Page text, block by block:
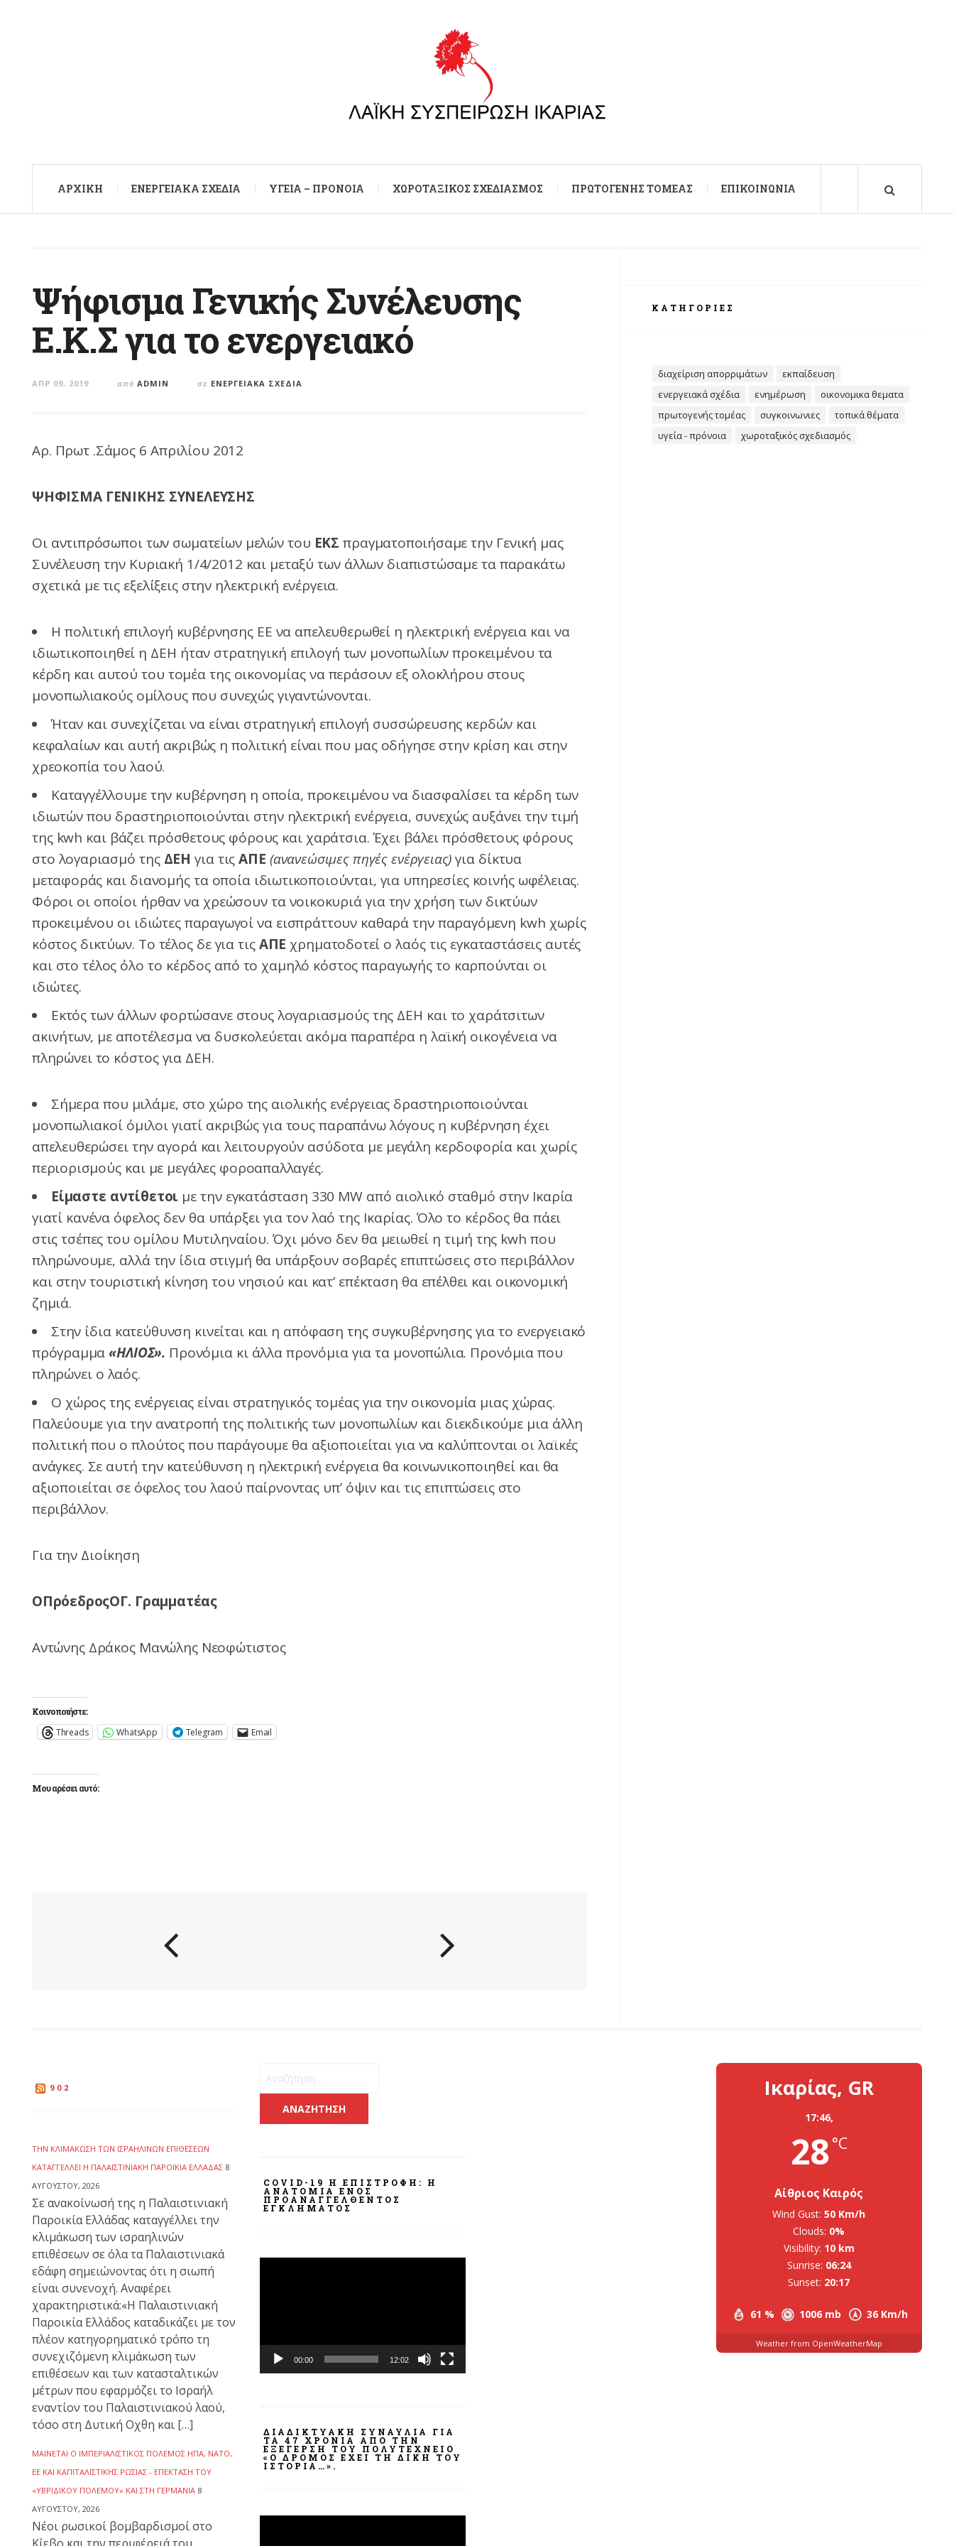
ΑΡXΙΚΉ ΕΝΕΡΓΕΙΑΚΆ ΣΧΈΔΙΑ ΥΓΕΊΑ – ΠΡΌΝΟΙΑ ΧΩΡΟΤΑΞΙΚΌΣ ΣΧΕΔΙΑΣΜΌΣ ΠΡΩΤΟΓΕΝΉΣ ΤΟΜΈΑΣ ΕΠΙΚΟΙΝΩΝΊΑ
Ψήφισμα Γενικής Συνέλευσης
Ε.Κ.Σ για το ενεργειακό
ΑΠΡ 09, 2019 από ADMIN σε ΕΝΕΡΓΕΙΑΚΆ ΣΧΈΔΙΑ
Αρ. Πρωτ .Σάμος 6 Απριλίου 2012
ΨΗΦΙΣΜΑ ΓΕΝΙΚΗΣ ΣΥΝΕΛΕΥΣΗΣ
Οι αντιπρόσωποι των σωματείων μελών του ΕΚΣ πραγματοποιήσαμε την Γενική μας
Συνέλευση την Κυριακή 1/4/2012 και μεταξύ των άλλων διαπιστώσαμε τα παρακάτω
σχετικά με τις εξελίξεις στην ηλεκτρική ενέργεια.
Η πολιτική επιλογή κυβέρνησης ΕΕ να απελευθερωθεί η ηλεκτρική ενέργεια και να
ιδιωτικοποιηθεί η ΔΕΗ ήταν στρατηγική επιλογή των μονοπωλίων προκειμένου τα
κέρδη και αυτού του τομέα της οικονομίας να περάσουν εξ ολοκλήρου στους
μονοπωλιακούς ομίλους που συνεχώς γιγαντώνονται.
Ήταν και συνεχίζεται να είναι στρατηγική επιλογή συσσώρευσης κερδών και
κεφαλαίων και αυτή ακριβώς η πολιτική είναι που μας οδήγησε στην κρίση και στην
χρεοκοπία του λαού.
Καταγγέλλουμε την κυβέρνηση η οποία, προκειμένου να διασφαλίσει τα κέρδη των
ιδιωτών που δραστηριοποιούνται στην ηλεκτρική ενέργεια, συνεχώς αυξάνει την τιμή
της kwh και βάζει πρόσθετους φόρους και χαράτσια. Έχει βάλει πρόσθετους φόρους
στο λογαριασμό της ΔΕΗ για τιςΑΠΕ (ανανεώσιμες πηγές ενέργειας)για δίκτυα
μεταφοράς και διανομής τα οποία ιδιωτικοποιούνται, για υπηρεσίες κοινής ωφέλειας.
Φόροι οι οποίοι ήρθαν να χρεώσουν τα νοικοκυριά για την χρήση των δικτύων
προκειμένου οι ιδιώτες παραγωγοί να εισπράττουν καθαρά την παραγόμενη kwh χωρίς
κόστος δικτύων. Το τέλος δε για τιςΑΠΕ χρηματοδοτεί ο λαός τις εγκαταστάσεις αυτές
και στο τέλος όλο το κέρδος από το χαμηλό κόστος παραγωγής το καρπούνται οι
ιδιώτες.
Εκτός των άλλων φορτώσανε στους λογαριασμούς της ΔΕΗ και το χαράτσιτων
ακινήτων, με αποτέλεσμα να δυσκολεύεται ακόμα παραπέρα η λαϊκή οικογένεια να
πληρώνει το κόστος για ΔΕΗ.
Σήμερα που μιλάμε, στο χώρο της αιολικής ενέργειας δραστηριοποιούνται
μονοπωλιακοί όμιλοι γιατί ακριβώς για τους παραπάνω λόγους η κυβέρνηση έχει
απελευθερώσει την αγορά και λειτουργούν ασύδοτα με μεγάλη κερδοφορία και χωρίς
περιορισμούς και με μεγάλες φοροαπαλλαγές.
Είμαστε αντίθετοι με την εγκατάσταση 330 MW από αιολικό σταθμό στην Ικαρία
γιατί κανένα όφελος δεν θα υπάρξει για τον λαό της Ικαρίας. Όλο το κέρδος θα πάει
στις τσέπες του ομίλου Μυτιληναίου. Όχι μόνο δεν θα μειωθεί η τιμή της kwh που
πληρώνουμε, αλλά την ίδια στιγμή θα υπάρξουν σοβαρές επιπτώσεις στο περιβάλλον
και στην τουριστική κίνηση του νησιού και κατ’ επέκταση θα επέλθει και οικονομική
ζημιά.
Στην ίδια κατεύθυνση κινείται και η απόφαση της συγκυβέρνησης για το ενεργειακό
πρόγραμμα«ΗΛΙΟΣ». Προνόμια κι άλλα προνόμια για τα μονοπώλια. Προνόμια που
πληρώνει ο λαός.
Ο χώρος της ενέργειας είναι στρατηγικός τομέας για την οικονομία μιας χώρας.
Παλεύουμε για την ανατροπή της πολιτικής των μονοπωλίων και διεκδικούμε μια άλλη
πολιτική που ο πλούτος που παράγουμε θα αξιοποιείται για να καλύπτονται οι λαϊκές
ανάγκες. Σε αυτή την κατεύθυνση η ηλεκτρική ενέργεια θα κοινωνικοποιηθεί και θα
αξιοποιείται σε όφελος του λαού παίρνοντας υπ’ όψιν και τις επιπτώσεις στο
περιβάλλον.
Για την Διοίκηση
ΟΠρόεδροςΟΓ. Γραμματέας
Αντώνης Δράκος Μανώλης Νεοφώτιστος
Κοινοποιήστε:
Threads WhatsApp Telegram Email
Μου αρέσει αυτό:
ΚΑΤΗΓΟΡΊΕΣ
διαχείριση απορριμάτων
εκπαίδευση
ενεργειακά σχέδια
ενημέρωση
οικονομικα θεματα
πρωτογενής τομέας
συγκοινωνιες
τοπικά θέματα
υγεία - πρόνοια
χωροταξικός σχεδιασμός
902
ΤΗΝ ΚΛΙΜΆΚΩΣΗ ΤΩΝ ΙΣΡΑΗΛΙΝΏΝ ΕΠΙΘΈΣΕΩΝ
ΚΑΤΑΓΓΈΛΛΕΙ Η ΠΑΛΑΙΣΤΙΝΙΑΚΉ ΠΑΡΟΙΚΊΑ ΕΛΛΆΔΑΣ 8
ΑΥΓΟΎΣΤΟΥ, 2026
Σε ανακοίνωσή της η Παλαιστινιακή
Παροικία Ελλάδας καταγγέλλει την
κλιμάκωση των ισραηλινών
επιθέσεων σε όλα τα Παλαιστινιακά
εδάφη σημειώνοντας ότι η σιωπή
είναι συνενοχή. Αναφέρει
χαρακτηριστικά:«Η Παλαιστινιακή
Παροικία Ελλάδος καταδικάζει με τον
πλέον κατηγορηματικό τρόπο τη
συνεχιζόμενη κλιμάκωση των
επιθέσεων και των κατασταλτικών
μέτρων που εφαρμόζει το Ισραήλ
εναντίον του Παλαιστινιακού λαού,
τόσο στη Δυτική Οχθη και […]
ΜΑΊΝΕΤΑΙ Ο ΙΜΠΕΡΙΑΛΙΣΤΙΚΌΣ ΠΌΛΕΜΟΣ ΗΠΑ, ΝΑΤΟ,
ΕΕ ΚΑΙ ΚΑΠΙΤΑΛΙΣΤΙΚΉΣ ΡΩΣΊΑΣ - ΕΠΈΚΤΑΣΗ ΤΟΥ
«ΥΒΡΙΔΙΚΟΎ ΠΟΛΈΜΟΥ» ΚΑΙ ΣΤΗ ΓΕΡΜΑΝΊΑ 8
ΑΥΓΟΎΣΤΟΥ, 2026
Νέοι ρωσικοί βομβαρδισμοί στο
Αναζήτηση για:
COVID-19 Η ΕΠΙΣΤΡΟΦΗ: Η
ΑΝΑΤΟΜΊΑ ΕΝΌΣ
ΠΡΟΑΝΑΓΓΕΛΘΈΝΤΟΣ
ΕΓΚΛΉΜΑΤΟΣ
00:00 12:02
ΔΙΑΔΙΚΤΥΑΚΉ ΣΥΝΑΥΛΊΑ ΓΙΑ
ΤΑ 47 ΧΡΌΝΙΑ ΑΠΌ ΤΗΝ
ΕΞΈΓΕΡΣΗ ΤΟΥ ΠΟΛΥΤΕΧΝΕΊΟ
«Ο ΔΡΌΜΟΣ ΈΧΕΙ ΤΗ ΔΙΚΉ ΤΟΥ
ΙΣΤΟΡΊΑ…».
Ικαρίας, GR
17:46,
28°C
Αίθριος Καιρός
61 % 1006 mb 36 Km/h
Wind Gust: 50 Km/h
Clouds: 0%
Visibility: 10 km
Sunrise: 06:24
Sunset: 20:17
Weather from OpenWeatherMap